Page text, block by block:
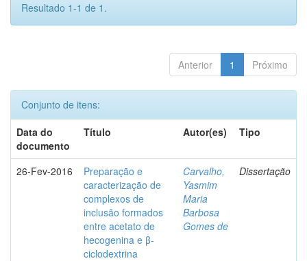
Resultado 1-1 de 1.
Anterior 1 Próximo
Conjunto de itens:
Data do
documento
Título Autor(es) Tipo
26-Fev-2016
Preparação e
caracterização de
complexos de
inclusão formados
entre acetato de
hecogenina e β-
ciclodextrina
Carvalho,
Yasmim
Maria
Barbosa
Gomes de
Dissertação